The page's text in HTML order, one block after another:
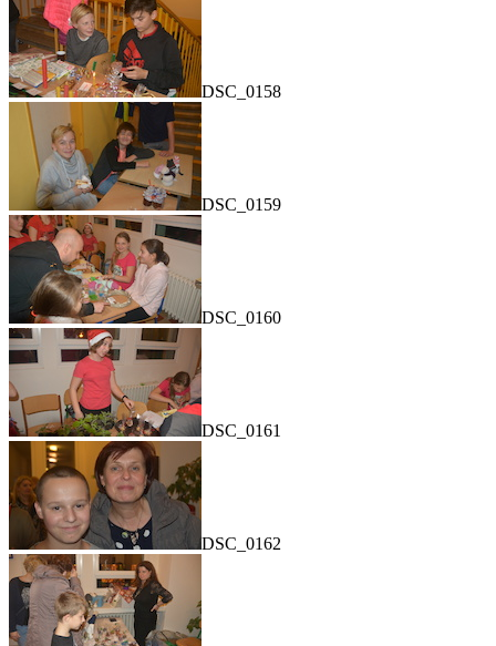
DSC_0158
DSC_0159
DSC_0160
DSC_0161
DSC_0162